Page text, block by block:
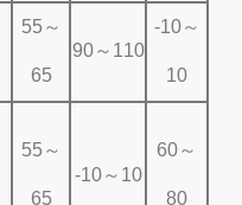
55～
65
90～110
-10～
10
55～
65
-10～10
60～
80